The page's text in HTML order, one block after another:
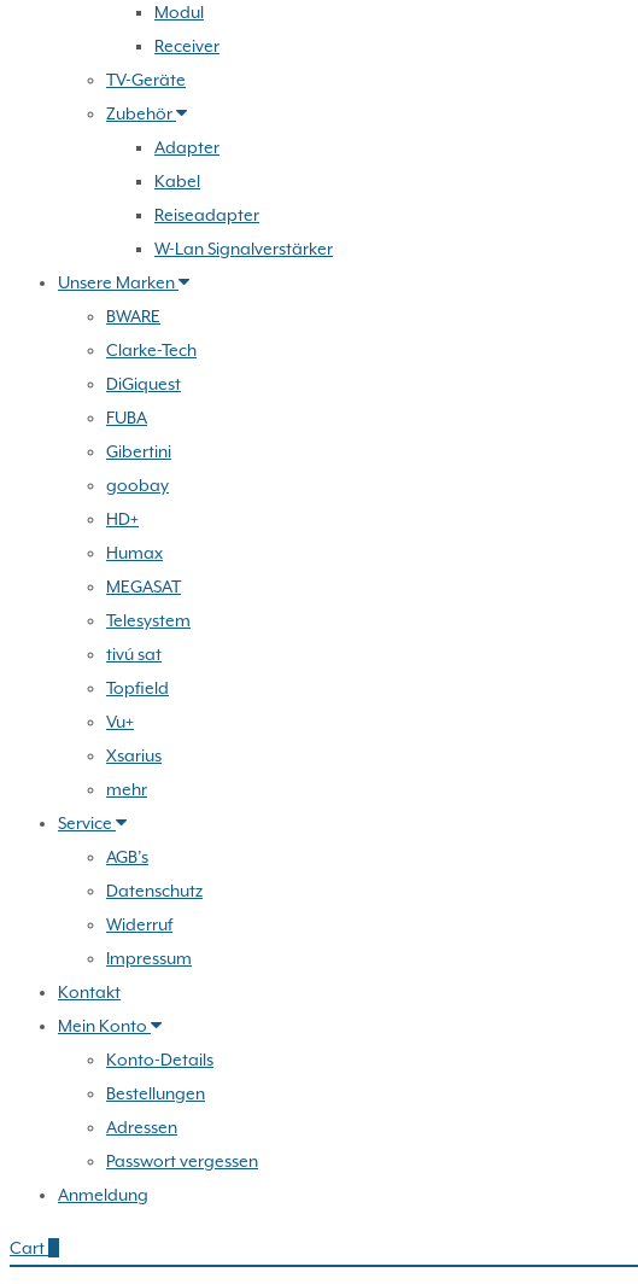
Modul
Receiver
TV-Geräte
Zubehör
Adapter
Kabel
Reiseadapter
W-Lan Signalverstärker
Unsere Marken
BWARE
Clarke-Tech
DiGiquest
FUBA
Gibertini
goobay
HD+
Humax
MEGASAT
Telesystem
tivú sat
Topfield
Vu+
Xsarius
mehr
Service
AGB’s
Datenschutz
Widerruf
Impressum
Kontakt
Mein Konto
Konto-Details
Bestellungen
Adressen
Passwort vergessen
Anmeldung
Cart